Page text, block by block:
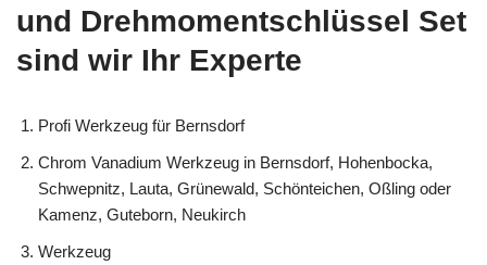
und Drehmomentschlüssel Set
sind wir Ihr Experte
Profi Werkzeug für Bernsdorf
Chrom Vanadium Werkzeug in Bernsdorf, Hohenbocka,
Schwepnitz, Lauta, Grünewald, Schönteichen, Oßling oder
Kamenz, Guteborn, Neukirch
Werkzeug